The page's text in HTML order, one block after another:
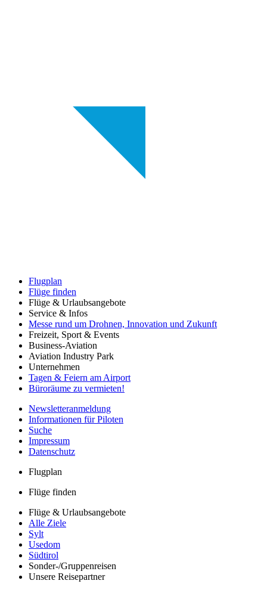
Flugplan
Flüge finden
Flüge & Urlaubsangebote
Service & Infos
Messe rund um Drohnen, Innovation und Zukunft
Freizeit, Sport & Events
Business-Aviation
Aviation Industry Park
Unternehmen
Tagen & Feiern am Airport
Büroräume zu vermieten!
Newsletteranmeldung
Informationen für Piloten
Suche
Impressum
Datenschutz
Flugplan
Flüge finden
Flüge & Urlaubsangebote
Alle Ziele
Sylt
Usedom
Südtirol
Sonder-/Gruppenreisen
Unsere Reisepartner